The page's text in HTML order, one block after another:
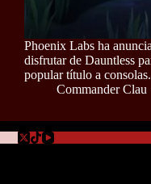
Phoenix Labs ha
disfrutar de Dauntless
popular título a consolas.
Commander Clau